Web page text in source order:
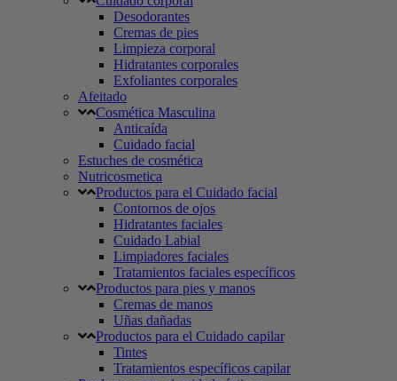
Desodorantes
Cremas de pies
Limpieza corporal
Hidratantes corporales
Exfoliantes corporales
Afeitado
Cosmética Masculina
Anticaída
Cuidado facial
Estuches de cosmética
Nutricosmetica
Productos para el Cuidado facial
Contornos de ojos
Hidratantes faciales
Cuidado Labial
Limpiadores faciales
Tratamientos faciales específicos
Productos para pies y manos
Cremas de manos
Uñas dañadas
Productos para el Cuidado capilar
Tintes
Tratamientos específicos capilar